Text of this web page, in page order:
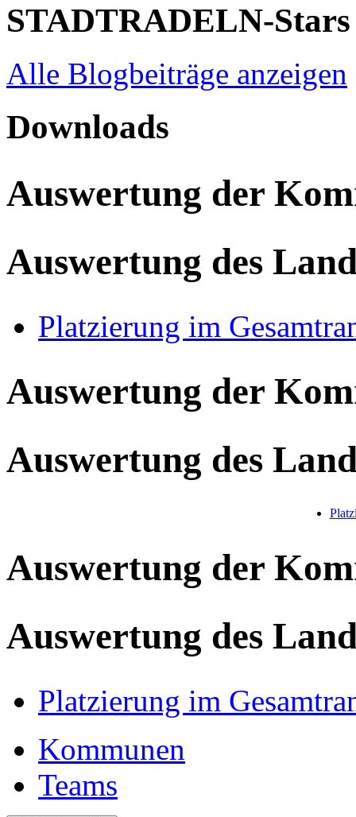
STADTRADELN-Stars
Alle Blogbeiträge anzeigen
Downloads
Auswertung der
Auswertung des
Platzierung im
Auswertung der
Auswertung des
Auswertung der
Auswertung des
Platzierung im
Kommunen
Teams